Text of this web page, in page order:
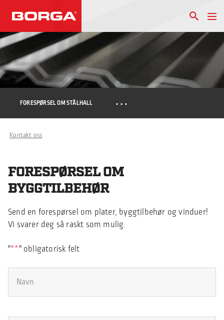
FORESPØRSEL OM STÅLHALL …
Kontakt oss
FORESPØRSEL OM
BYGGTILBEHØR
Send en forespørsel om plater, byggtilbehør og vinduer!
Vi svarer deg så raskt som mulig.
"* " obligatorisk felt